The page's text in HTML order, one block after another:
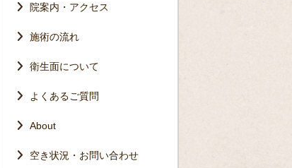
院案内・アクセス
施術の流れ
衛生面について
よくあるご質問
About
空き状況・お問い合わせ